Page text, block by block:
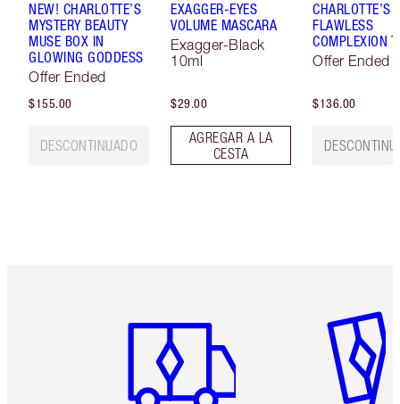
NEW! CHARLOTTE’S
MYSTERY BEAUTY
MUSE BOX IN
GLOWING GODDESS
Offer Ended
$155.00
DESCONTINUADO
EXAGGER-EYES
VOLUME MASCARA
Exagger-Black
10ml
$29.00
AGREGAR A LA
CESTA
CHARLOTTE’S
FLAWLESS
COMPLEXION
Offer Ended
$136.00